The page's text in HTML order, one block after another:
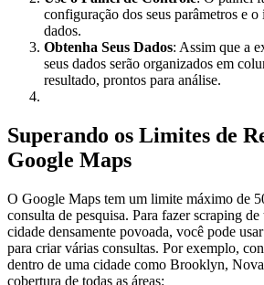
configuração dos seus parâmetros e
dados.
Obtenha Seus Dados: Assim que a
seus dados serão organizados em
resultado, prontos para análise.
Superando os Limites de
Google Maps
O Google Maps tem um limite máximo de
consulta de pesquisa. Para fazer scraping
cidade densamente povoada, você pode
para criar várias consultas. Por exemplo,
dentro de uma cidade como Brooklyn,
cobertura de todas as áreas: